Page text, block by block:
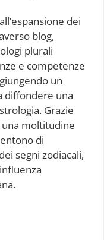
dei
blog,
plurali
e competenze
un
diffondere una
Grazie
una moltitudine
di
segni zodiacali,